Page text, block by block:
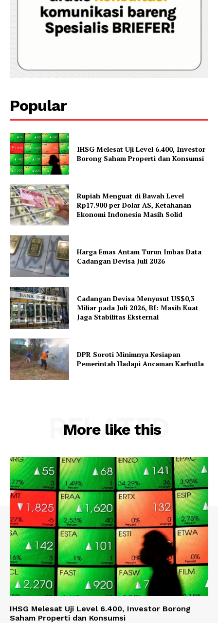
Popular
IHSG Melesat Uji Level 6.400, Investor
Borong Saham Properti dan Konsumsi
Rupiah Menguat di Bawah Level
Rp17.900 per Dolar AS, Ketahanan
Ekonomi Indonesia Masih Solid
Harga Emas Antam Turun Imbas Data
Cadangan Devisa Juli 2026
Cadangan Devisa Menyusut US$0,3
Miliar pada Juli 2026, BI: Masih Kuat
Jaga Stabilitas Eksternal
DPR Soroti Minimnya Kesiapan
Pemerintah Hadapi Ancaman Karhutla
More like this
RELATED
IHSG Melesat Uji Level 6.400, Investor Borong
Saham Properti dan Konsumsi